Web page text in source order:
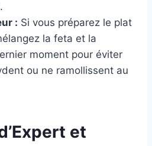
: Si vous préparez le plat
la feta et la
moment pour éviter
ou ne ramollissent au
et